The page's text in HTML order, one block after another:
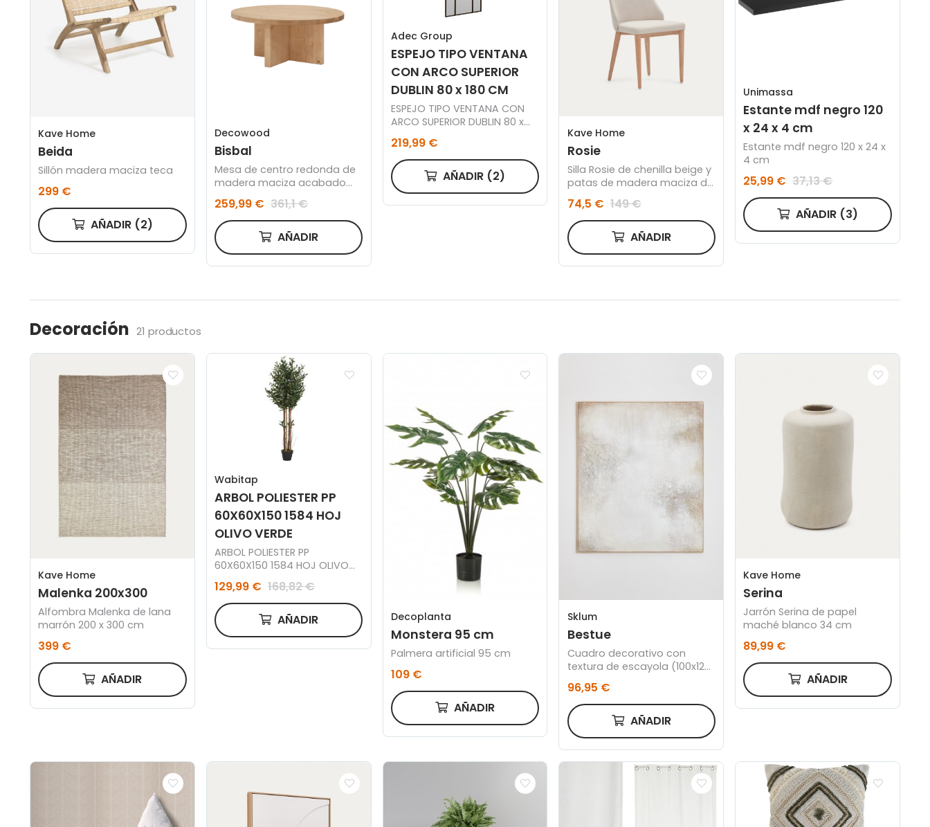
Kave Home
Beida
Sillón madera maciza teca
299 €
AÑADIR (2)
Decowood
Bisbal
Mesa de centro redonda de
madera maciza acabado
259,99 € 361,1 €
AÑADIR
Adec Group
ESPEJO TIPO VENTANA
CON ARCO SUPERIOR
DUBLIN 80 x 180 CM
ESPEJO TIPO VENTANA CON
ARCO SUPERIOR DUBLIN 80 x
219,99 €
AÑADIR (2)
Kave Home
Rosie
Silla Rosie de chenilla beige y
patas de madera maciza de
74,5 € 149 €
AÑADIR
Unimassa
Estante mdf negro 120
x 24 x 4 cm
Estante mdf negro 120 x 24 x
4 cm
25,99 € 37,13 €
AÑADIR (3)
Decoración 21 productos
Kave Home
Malenka 200x300
Alfombra Malenka de lana
marrón 200 x 300 cm
399 €
AÑADIR
Wabitap
ARBOL POLIESTER PP
60X60X150 1584 HOJ
OLIVO VERDE
ARBOL POLIESTER PP
60X60X150 1584 HOJ OLIVO
129,99 € 168,82 €
AÑADIR Decoplanta
Monstera 95 cm
Palmera artificial 95 cm
109 €
AÑADIR
Sklum
Bestue
Cuadro decorativo con
textura de escayola (100x120
cm) Bestue
96,95 €
AÑADIR
Kave Home
Serina
Jarrón Serina de papel
maché blanco 34 cm
89,99 €
AÑADIR